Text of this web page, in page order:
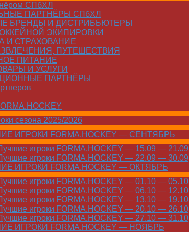
СПбХЛ
ПАРТНЁРЫ СПбХЛ
БРЕНДЫ И ДИСТРИБЬЮТЕРЫ
ЭКИПИРОВКИ
И СТРАХОВАНИЕ
ПУТЕШЕСТВИЯ
ПИТАНИЕ
И УСЛУГИ
ПАРТНЁРЫ
сезона 2025/2026
ИГРОКИ FORMA.HOCKEY — СЕНТЯБРЬ
игроки FORMA.HOCKEY — 15.09 — 21.09
игроки FORMA.HOCKEY — 22.09 — 30.09
ИГРОКИ FORMA.HOCKEY — ОКТЯБРЬ
игроки FORMA.HOCKEY — 01.10 — 05.10
игроки FORMA.HOCKEY — 06.10 — 12.10
игроки FORMA.HOCKEY — 13.10 — 19.10
игроки FORMA.HOCKEY — 20.10 — 26.10
игроки FORMA.HOCKEY — 27.10 — 31.10
ИГРОКИ FORMA.HOCKEY — НОЯБРЬ